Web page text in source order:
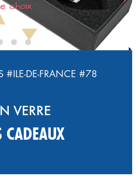
#ILE-DE-FRANCE #78
VERRE
CADEAUX